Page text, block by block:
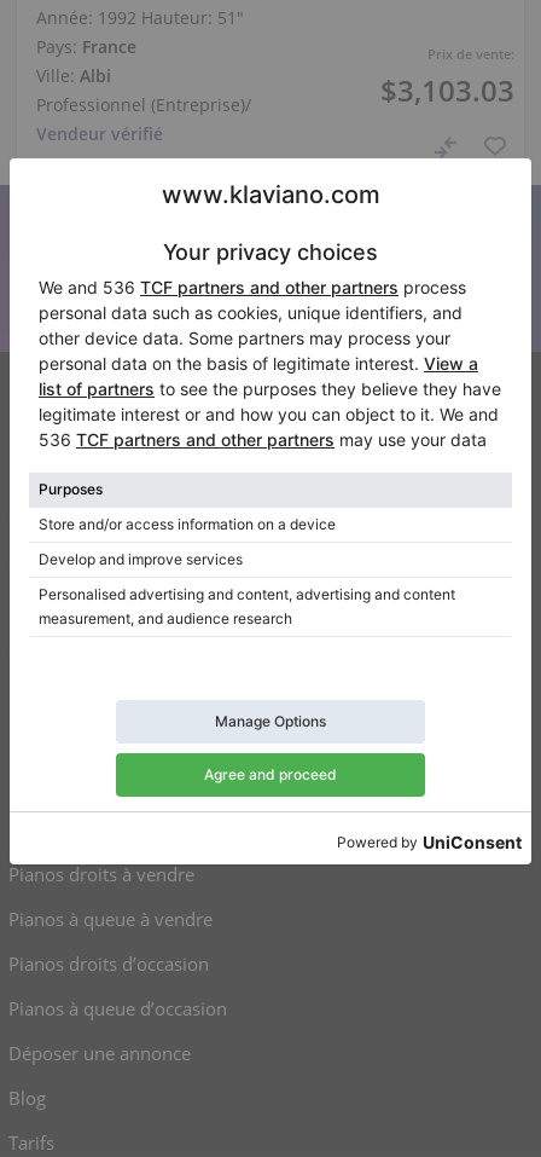
Prix de vente:
$3,103.03
Année: 1992 Hauteur: 51″
Pays: France
Ville: Albi
Professionnel (Entreprise)/
Vendeur vérifié
S’abonner à notre newsletter
Restez au courant de toutes les nouvelles de Klaviano
Klaviano
FAQ
Contact
Qui sommes-nous
Donner un avis
Politique de confidentialité
Paramètres de consentement
Pianos droits à vendre
Pianos à queue à vendre
Pianos droits d’occasion
Pianos à queue d’occasion
Déposer une annonce
Blog
Tarifs